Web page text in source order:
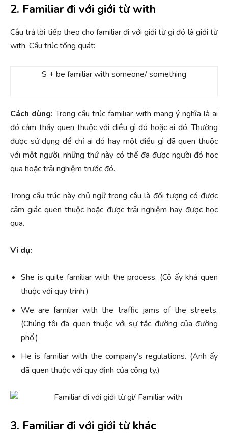
2. Familiar đi với giới từ with
Câu trả lời tiếp theo cho familiar đi với giới từ gì đó là giới từ
with. Cấu trúc tổng quát:
S + be familiar with someone/ something
Cách dùng:Trong cấu trúc familiar with mang ý nghĩa là ai
đó cảm thấy quen thuộc với điều gì đó hoặc ai đó. Thường
được sử dụng để chỉ ai đó hay một điều gì đã quen thuộc
với một người, những thứ này có thể đã được người đó học
qua hoặc trải nghiệm trước đó.
Trong cấu trúc này chủ ngữ trong câu là đối tượng có được
cảm giác quen thuộc hoặc được trải nghiệm hay được học
qua.
Ví dụ:
She is quite familiar with the process. (Cô ấy khá quen
thuộc với quy trình.)
We are familiar with the traffic jams of the streets.
(Chúng tôi đã quen thuộc với sự tắc đường của đường
phố.)
He is familiar with the company’s regulations. (Anh ấy
đã quen thuộc với quy định của công ty.)
3. Familiar đi với giới từ khác